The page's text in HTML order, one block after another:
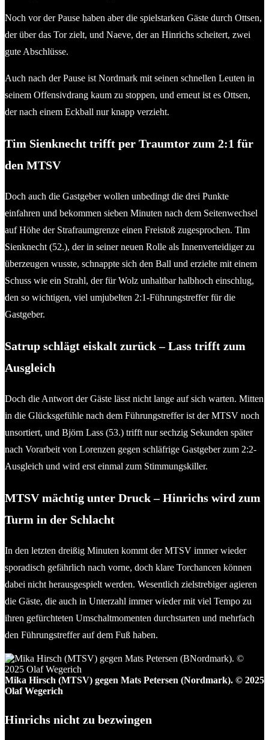
Noch vor der Pause haben aber die spielstarken Gäste durch Ottsen,
der über das Tor zielt, und Naeve, der an Hinrichs scheitert, zwei
gute Abschlüsse.
Auch nach der Pause ist Nordmark mit seinen schnellen Leuten in
seinem Offensivdrang kaum zu stoppen, und erneut ist es Ottsen,
der nach einem Eckball nur knapp verzieht.
Tim Sienknecht trifft per Traumtor zum 2:1 für
den MTSV
Doch auch die Gastgeber wollen unbedingt die drei Punkte
einfahren und bekommen sieben Minuten nach dem Seitenwechsel
auf Höhe der Strafraumgrenze einen Freistoß zugesprochen. Tim
Sienknecht (52.), der in seiner neuen Rolle als Innenverteidiger zu
überzeugen wusste, schnappte sich den Ball und erzielte mit einem
Schuss wie ein Strahl, der für Wolz unhaltbar halbhoch einschlug,
den so wichtigen, viel umjubelten 2:1-Führungstreffer für die
Gastgeber.
Satrup schlägt eiskalt zurück – Lass trifft zum
Ausgleich
Doch die Antwort der Gäste lässt nicht lange auf sich warten. Mitten
in die Glücksgefühle nach dem Führungstreffer ist der MTSV noch
unsortiert, und Björn Lass (53.) trifft nur sechzig Sekunden später
nach Vorarbeit von Lorenzen gegen schläfrige Gastgeber zum 2:2-
Ausgleich und wird erst einmal zum Stimmungskiller.
MTSV mächtig unter Druck – Hinrichs wird zum
Turm in der Schlacht
In den letzten dreißig Minuten kommt der MTSV immer wieder
sporadisch gefährlich nach vorne, doch klare Torchancen können
dabei nicht herausgespielt werden. Wesentlich zielstrebiger agieren
die Gäste, die auch in Unterzahl immer wieder mit viel Tempo zu
ihren gefürchteten Umschaltmomenten durchstarten und mehrfach
den Führungstreffer auf dem Fuß haben.
Mika Hirsch (MTSV) gegen Mats Petersen (Nordmark). © 2025
Olaf Wegerich
Hinrichs nicht zu bezwingen